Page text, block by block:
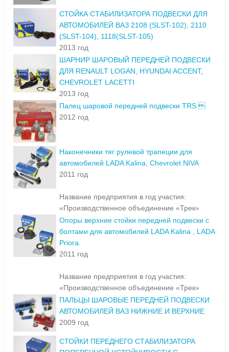
СТОЙКА СТАБИЛИЗАТОРА ПОДВЕСКИ ДЛЯ
АВТОМОБИЛЕЙ ВАЗ 2108 (SLST-102), 2110
(SLST-104), 1118(SLST-105)
2013 год
ШАРНИР ШАРОВЫЙ ПЕРЕДНЕЙ ПОДВЕСКИ
ДЛЯ RENAULT LOGAN, HYUNDAI ACCENT,
CHEVROLET LACETTI
2013 год
Палец шаровой передней подвески TRS 
2012 год
Наконечники тяг рулевой трапеции для
автомобилей LADA Kalina, Chevrolet NIVA
2011 год
Название предприятия в год участия:
«Производственное объединение «Трек»
Опоры верхние стойки передней подвески с
болтами для автомобилей LADA Kalina , LADA
Priora.
2011 год
Название предприятия в год участия:
«Производственное объединение «Трек»
ПАЛЬЦЫ ШАРОВЫЕ ПЕРЕДНЕЙ ПОДВЕСКИ
АВТОМОБИЛЕЙ ВАЗ НИЖНИЕ И ВЕРХНИЕ
2009 год
СТОЙКИ ПЕРЕДНЕГО СТАБИЛИЗАТОРА